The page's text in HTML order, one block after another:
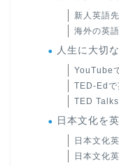
新人英語
海外の英
人生に大切
YouTube
TED-Edで
TED Talks
日本文化を
日本文化
日本文化